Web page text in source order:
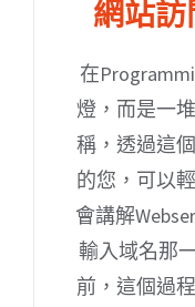
網站訪
在
燈，而是一
稱，透過這
的您，可以
會講解
輸入域名那
前，這個過